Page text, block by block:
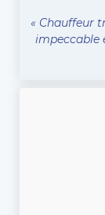
« Chauffeur
impeccable